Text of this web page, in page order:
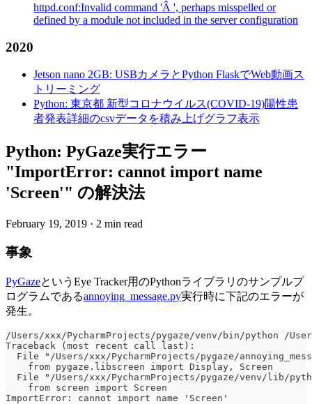
httpd.conf:Invalid command 'Â ', perhaps misspelled or
defined by a module not included in the server configuration
2020
Jetson nano 2GB: USBカメラとPython FlaskでWeb動画ス
トリーミング
Python: 東京都 新型コロナウイルス(COVID-19)陽性患
者発表詳細のcsvデータを積み上げグラフ表示
Python: PyGaze実行エラー
"ImportError: cannot import name
'Screen'" の解決法
February 19, 2019 · 2 min read
事象
PyGazeというEye Tracker用のPythonライブラリのサンプルプ
ログラムであるannoying_message.py実行時に下記のエラーが
発生。
/Users/xxx/PycharmProjects/pygaze/venv/bin/python /
Traceback (most recent call last):
File "/Users/xxx/PycharmProjects/pygaze/
    from pygaze.libscreen import Display, Screen
File "/Users/xxx/PycharmProjects/pygaze/venv/lib/
    from screen import Screen
ImportError: cannot import name 'Screen'